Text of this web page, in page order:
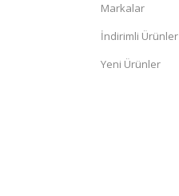
Markalar
İndirimli Ürünler
Yeni Ürünler